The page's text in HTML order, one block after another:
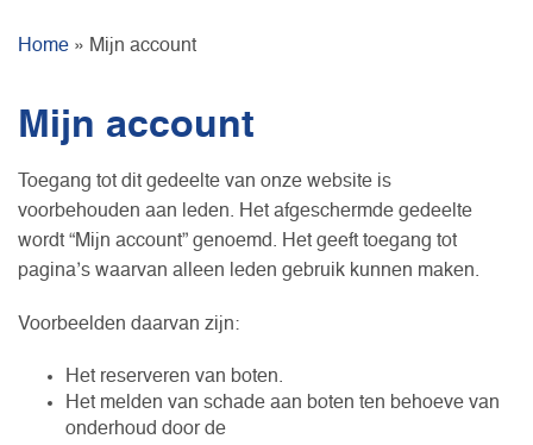
Home » Mijn account
Mijn account
Toegang tot dit gedeelte van onze website is
voorbehouden aan leden. Het afgeschermde gedeelte
wordt “Mijn account” genoemd. Het geeft toegang tot
pagina’s waarvan alleen leden gebruik kunnen maken.
Voorbeelden daarvan zijn:
Het reserveren van boten.
Het melden van schade aan boten ten behoeve van
onderhoud door de